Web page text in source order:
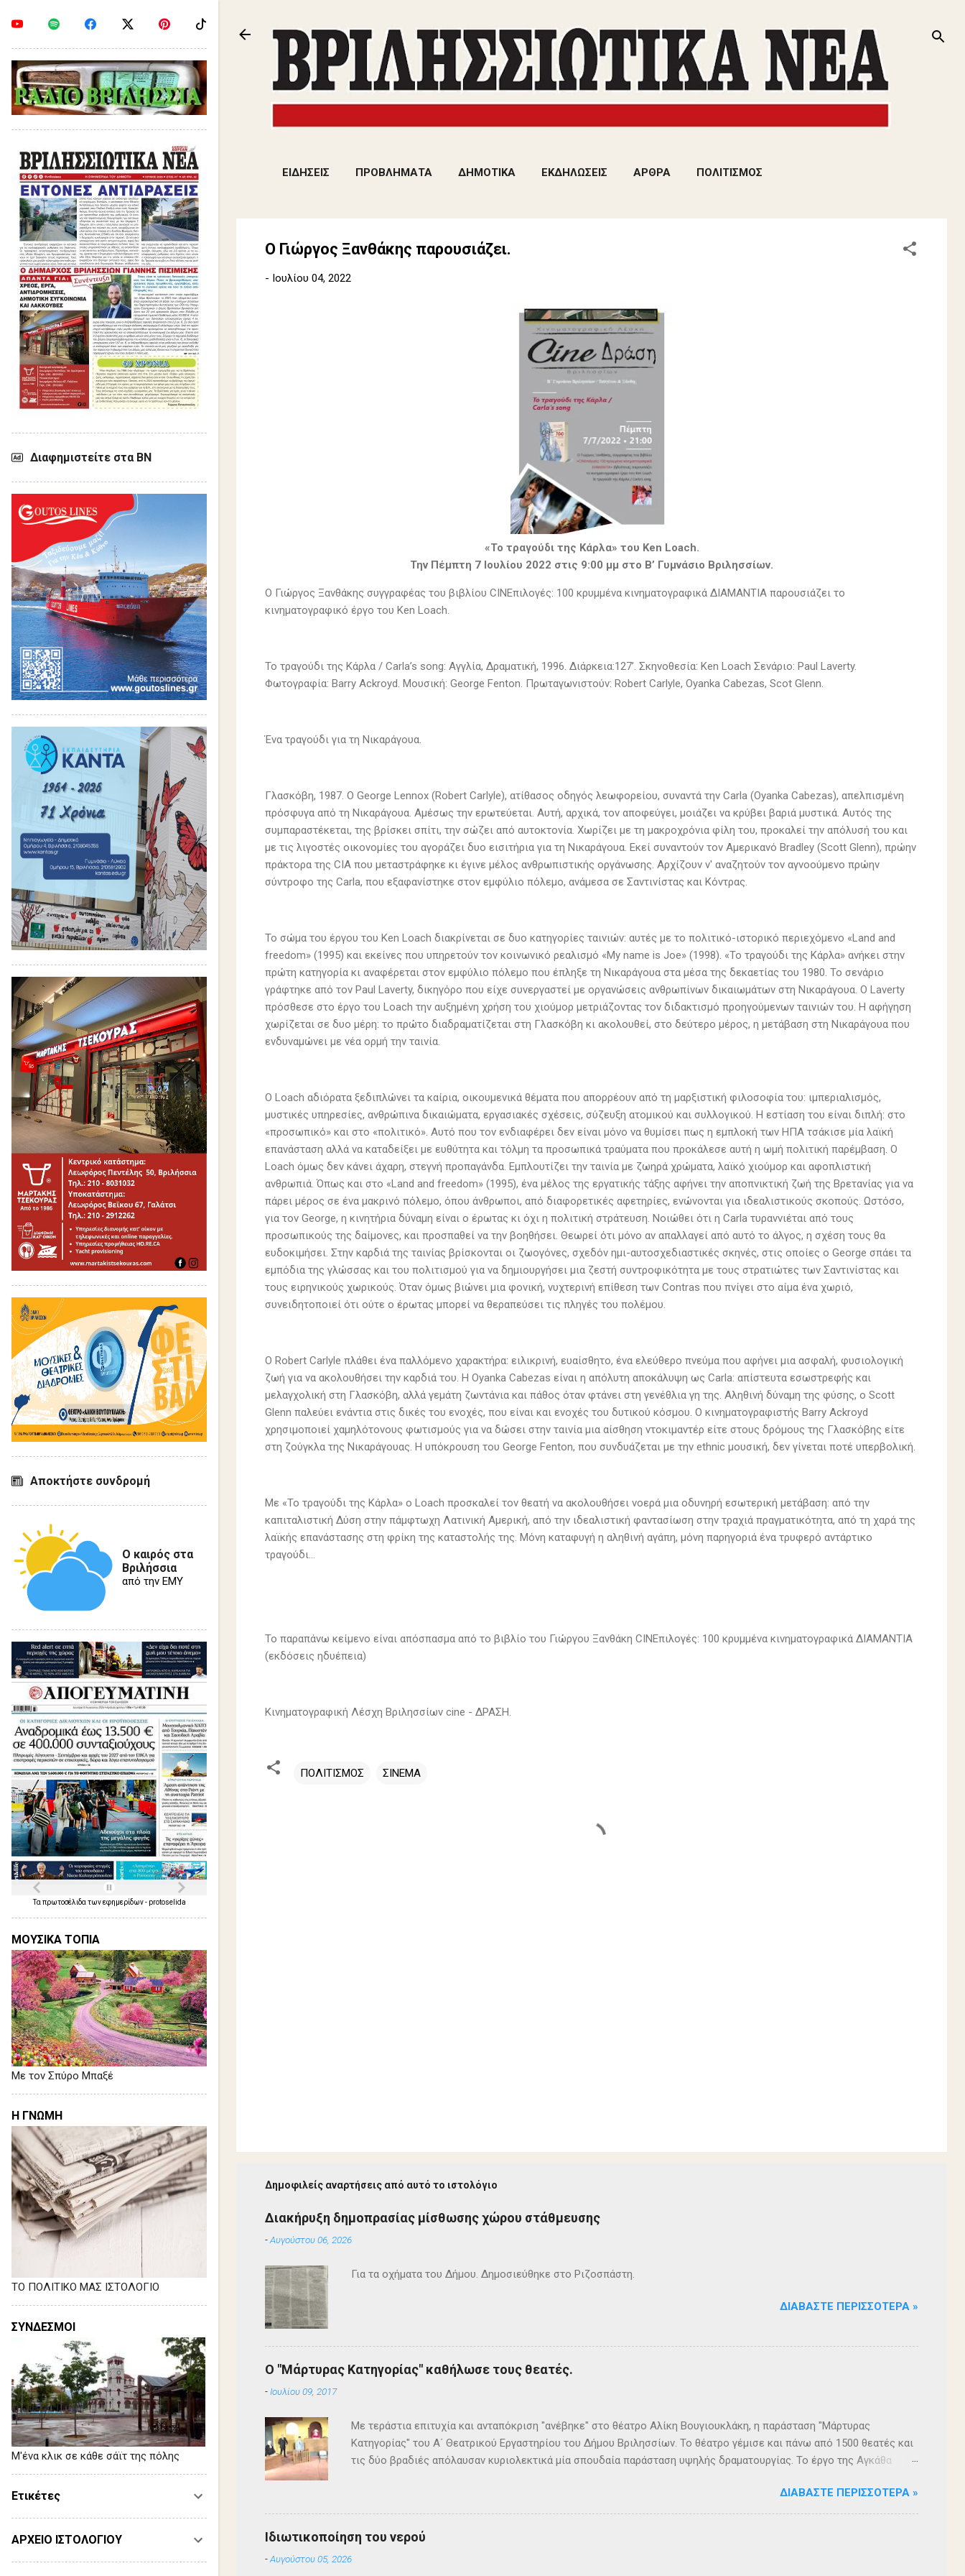
ΕΙΔΗΣΕΙΣ ΠΡΟΒΛΗΜΑΤΑ ΔΗΜΟΤΙΚΑ ΕΚΔΗΛΩΣΕΙΣ ΑΡΘΡΑ ΠΟΛΙΤΙΣΜΟΣ
Ο Γιώργος Ξανθάκης παρουσιάζει.
- Ιουλίου 04, 2022
«Το τραγούδι της Κάρλα» του Ken Loach.
Την Πέμπτη 7 Ιουλίου 2022 στις 9:00 μμ στο Β’ Γυμνάσιο Βριλησσίων.
Ο Γιώργος Ξανθάκης συγγραφέας του βιβλίου CINEπιλογές: 100 κρυμμένα κινηματογραφικά ΔΙΑΜΑΝΤΙΑ παρουσιάζει το
κινηματογραφικό έργο του Ken Loach.
Το τραγούδι της Κάρλα / Carla’s song: Αγγλία, Δραματική, 1996. Διάρκεια:127’. Σκηνοθεσία: Ken Loach Σενάριο: Paul Laverty.
Φωτογραφία: Barry Ackroyd. Μουσική: George Fenton. Πρωταγωνιστούν: Robert Carlyle, Oyanka Cabezas, Scot Glenn.
Ένα τραγούδι για τη Νικαράγουα.
Γλασκόβη, 1987. Ο George Lennox (Robert Carlyle), ατίθασος οδηγός λεωφορείου, συναντά την Carla (Oyanka Cabezas), απελπισμένη
πρόσφυγα από τη Νικαράγουα. Αμέσως την ερωτεύεται. Αυτή, αρχικά, τον αποφεύγει, μοιάζει να κρύβει βαριά μυστικά. Αυτός της
συμπαραστέκεται, της βρίσκει σπίτι, την σώζει από αυτοκτονία. Χωρίζει με τη μακροχρόνια φίλη του, προκαλεί την απόλυσή του και
με τις λιγοστές οικονομίες του αγοράζει δυο εισιτήρια για τη Νικαράγουα. Εκεί συναντούν τον Αμερικανό Bradley (Scott Glenn), πρώην
πράκτορα της CIA που μεταστράφηκε κι έγινε μέλος ανθρωπιστικής οργάνωσης. Αρχίζουν ν' αναζητούν τον αγνοούμενο πρώην
σύντροφο της Carla, που εξαφανίστηκε στον εμφύλιο πόλεμο, ανάμεσα σε Σαντινίστας και Κόντρας.
Το σώμα του έργου του Ken Loach διακρίνεται σε δυο κατηγορίες ταινιών: αυτές με το πολιτικό-ιστορικό περιεχόμενο «Land and
freedom» (1995) και εκείνες που υπηρετούν τον κοινωνικό ρεαλισμό «My name is Joe» (1998). «Το τραγούδι της Κάρλα» ανήκει στην
πρώτη κατηγορία κι αναφέρεται στον εμφύλιο πόλεμο που έπληξε τη Νικαράγουα στα μέσα της δεκαετίας του 1980. Το σενάριο
γράφτηκε από τον Paul Laverty, δικηγόρο που είχε συνεργαστεί με οργανώσεις ανθρωπίνων δικαιωμάτων στη Νικαράγουα. Ο Laverty
πρόσθεσε στο έργο του Loach την αυξημένη χρήση του χιούμορ μετριάζοντας τον διδακτισμό προηγούμενων ταινιών του. Η αφήγηση
χωρίζεται σε δυο μέρη: το πρώτο διαδραματίζεται στη Γλασκόβη κι ακολουθεί, στο δεύτερο μέρος, η μετάβαση στη Νικαράγουα που
ενδυναμώνει με νέα ορμή την ταινία.
Ο Loach αδιόρατα ξεδιπλώνει τα καίρια, οικουμενικά θέματα που απορρέουν από τη μαρξιστική φιλοσοφία του: ιμπεριαλισμός,
μυστικές υπηρεσίες, ανθρώπινα δικαιώματα, εργασιακές σχέσεις, σύζευξη ατομικού και συλλογικού. Η εστίαση του είναι διπλή: στο
«προσωπικό» και στο «πολιτικό». Αυτό που τον ενδιαφέρει δεν είναι μόνο να θυμίσει πως η εμπλοκή των ΗΠΑ τσάκισε μία λαϊκή
επανάσταση αλλά να καταδείξει με ευθύτητα και τόλμη τα προσωπικά τραύματα που προκάλεσε αυτή η ωμή πολιτική παρέμβαση. Ο
Loach όμως δεν κάνει άχαρη, στεγνή προπαγάνδα. Εμπλουτίζει την ταινία με ζωηρά χρώματα, λαϊκό χιούμορ και αφοπλιστική
ανθρωπιά. Όπως και στο «Land and freedom» (1995), ένα μέλος της εργατικής τάξης αφήνει την αποπνικτική ζωή της Βρετανίας για να
πάρει μέρος σε ένα μακρινό πόλεμο, όπου άνθρωποι, από διαφορετικές αφετηρίες, ενώνονται για ιδεαλιστικούς σκοπούς. Ωστόσο,
για τον George, η κινητήρια δύναμη είναι ο έρωτας κι όχι η πολιτική στράτευση. Νοιώθει ότι η Carla τυραννιέται από τους
προσωπικούς της δαίμονες, και προσπαθεί να την βοηθήσει. Θεωρεί ότι μόνο αν απαλλαγεί από αυτό το άλγος, η σχέση τους θα
ευδοκιμήσει. Στην καρδιά της ταινίας βρίσκονται οι ζωογόνες, σχεδόν ημι-αυτοσχεδιαστικές σκηνές, στις οποίες ο George σπάει τα
εμπόδια της γλώσσας και του πολιτισμού για να δημιουργήσει μια ζεστή συντροφικότητα με τους στρατιώτες των Σαντινίστας και
τους ειρηνικούς χωρικούς. Όταν όμως βιώνει μια φονική, νυχτερινή επίθεση των Contras που πνίγει στο αίμα ένα χωριό,
συνειδητοποιεί ότι ούτε ο έρωτας μπορεί να θεραπεύσει τις πληγές του πολέμου.
O Robert Carlyle πλάθει ένα παλλόμενο χαρακτήρα: ειλικρινή, ευαίσθητο, ένα ελεύθερο πνεύμα που αφήνει μια ασφαλή, φυσιολογική
ζωή για να ακολουθήσει την καρδιά του. Η Oyanka Cabezas είναι η απόλυτη αποκάλυψη ως Carla: απίστευτα εσωστρεφής και
μελαγχολική στη Γλασκόβη, αλλά γεμάτη ζωντάνια και πάθος όταν φτάνει στη γενέθλια γη της. Αληθινή δύναμη της φύσης, ο Scott
Glenn παλεύει ενάντια στις δικές του ενοχές, που είναι και ενοχές του δυτικού κόσμου. Ο κινηματογραφιστής Barry Ackroyd
χρησιμοποιεί χαμηλότονους φωτισμούς για να δώσει στην ταινία μια αίσθηση ντοκιμαντέρ είτε στους δρόμους της Γλασκόβης είτε
στη ζούγκλα της Νικαράγουας. Η υπόκρουση του George Fenton, που συνδυάζεται με την ethnic μουσική, δεν γίνεται ποτέ υπερβολική.
Με «Το τραγούδι της Κάρλα» ο Loach προσκαλεί τον θεατή να ακολουθήσει νοερά μια οδυνηρή εσωτερική μετάβαση: από την
καπιταλιστική Δύση στην πάμφτωχη Λατινική Αμερική, από την ιδεαλιστική φαντασίωση στην τραχιά πραγματικότητα, από τη χαρά της
λαϊκής επανάστασης στη φρίκη της καταστολής της. Μόνη καταφυγή η αληθινή αγάπη, μόνη παρηγοριά ένα τρυφερό αντάρτικο
τραγούδι…
Το παραπάνω κείμενο είναι απόσπασμα από το βιβλίο του Γιώργου Ξανθάκη CINEπιλογές: 100 κρυμμένα κινηματογραφικά ΔΙΑΜΑΝΤΙΑ
(εκδόσεις ηδυέπεια)
Κινηματογραφική Λέσχη Βριλησσίων cine - ΔΡΑΣΗ.
ΠΟΛΙΤΙΣΜΟΣ ΣΙΝΕΜΑ
Δημοφιλείς αναρτήσεις από αυτό το ιστολόγιο
Διακήρυξη δημοπρασίας μίσθωσης χώρου στάθμευσης
-Αυγούστου 06, 2026
Για τα οχήματα του Δήμου. Δημοσιεύθηκε στο Ριζοσπάστη.
ΔΙΑΒΆΣΤΕ ΠΕΡΙΣΣΌΤΕΡΑ »
Ο "Μάρτυρας Κατηγορίας" καθήλωσε τους θεατές.
-Ιουλίου 09, 2017
Με τεράστια επιτυχία και ανταπόκριση "ανέβηκε" στο θέατρο Αλίκη Βουγιουκλάκη, η παράσταση "Μάρτυρας
Κατηγορίας" του Α΄ Θεατρικού Εργαστηρίου του Δήμου Βριλησσίων. Το θέατρο γέμισε και πάνω από 1500 θεατές και
τις δύο βραδιές απόλαυσαν κυριολεκτικά μία σπουδαία παράσταση υψηλής δραματουργίας. Το έργο της Αγκάθα
ανατροπές και ένα μοναδικό φινάλε που απαντά σε όλα τα ερωτήματα, σημάδεψαν όλους όσους παρακολούθησαν το
έργο και τους έμειναν ανεξίτηλα στη μνήμη τους. Επρόκειτο για μία αναμφισβήτητα δυνατή παράσταση. Με τη
σπουδαία σκηνοθεσία της Τώνιας Σταυροπούλου που επί μακρά σειρά ετών είναι υπεύθυνη του Α΄ Δημοτικού
Θεατρικού Εργαστηρίου. Εξαιρετικές ερμηνείες κατέθεσαν οι ηθοποιοί: Αλέξανδρος Γεωργίου, Αλέξανδρος
Θεοδόσης, Άννα Αλεξανδράκη, Γιάννης Καρτερός, Δήμητρα Χίου, Ευριπίδης Τσαούσογλου, Θοδωρής Σκληρός ,
ΔΙΑΒΆΣΤΕ ΠΕΡΙΣΣΌΤΕΡΑ »
Ιδιωτικοποίηση του νερού
-Αυγούστου 05, 2026
Διαφημιστείτε στα ΒΝ
Αποκτήστε συνδρομή
Ο καιρός στα
Βριλήσσια
από την ΕΜΥ
Τα πρωτοσέλιδα τωνεφημερίδων- protoselida
ΜΟΥΣΙΚΑ ΤΟΠΙΑ
Με τον Σπύρο Μπαξέ
Η ΓΝΩΜΗ
ΤΟ ΠΟΛΙΤΙΚΟ ΜΑΣ ΙΣΤΟΛΟΓΙΟ
ΣΥΝΔΕΣΜΟΙ
Μ'ένα κλικ σε κάθε σάϊτ της πόλης
Ετικέτες
ΑΡΧΕΙΟ ΙΣΤΟΛΟΓΙΟΥ